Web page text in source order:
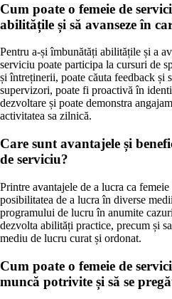
Cum poate o femeie de
abilitățile și să avanseze în
Pentru a-și îmbunătăți abilitățile și a
serviciu poate participa la cursuri de
și întreținerii, poate căuta feedback și
supervizori, poate fi proactivă în
dezvoltare și poate demonstra
activitatea sa zilnică.
Care sunt avantajele și
de serviciu?
Printre avantajele de a lucra ca
posibilitatea de a lucra în diverse
programului de lucru în anumite
dezvolta abilități practice, precum și
mediu de lucru curat și ordonat.
Cum poate o femeie de
muncă potrivite și să se